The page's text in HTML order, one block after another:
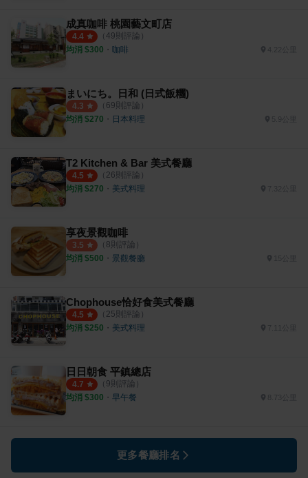
成真咖啡 桃園藝文町店
4.4 （ 49則評論）
均消 $300 ・ 咖啡 4.22公里
まいにち。日和 (日式飯糰)
4.3 （ 69則評論）
均消 $270 ・ 日本料理 5.9公里
T2 Kitchen & Bar 美式餐廳
4.5 （ 26則評論）
均消 $270 ・ 美式料理
享夜景觀咖啡
3.5 （ 8則評論）
均消 $500 ・ 景觀餐廳 15公里
Chophouse恰好食美式餐廳
4.5 （ 25則評論）
均消 $250 ・ 美式料理
日日朝食 平鎮總店
4.7 （ 9則評論）
均消 $300 ・ 早午餐
更多餐廳排名